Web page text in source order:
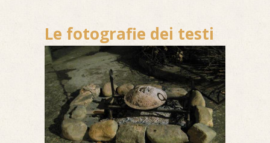
Le fotografie dei testi